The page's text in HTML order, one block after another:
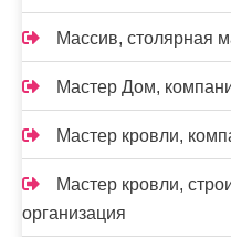
Массив, столярная
Мастер Дом,
Мастер кровли,
Мастер кровли,
организация